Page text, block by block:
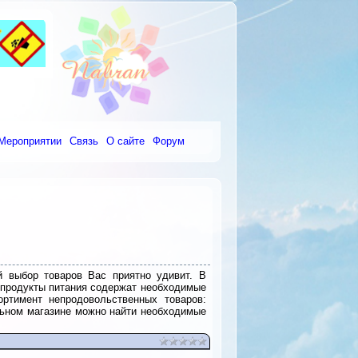
Связь О сайте Форум
выбор товаров Вас приятно удивит. В
питания содержат необходимые
непродовольственных товаров:
магазине можно найти необходимые